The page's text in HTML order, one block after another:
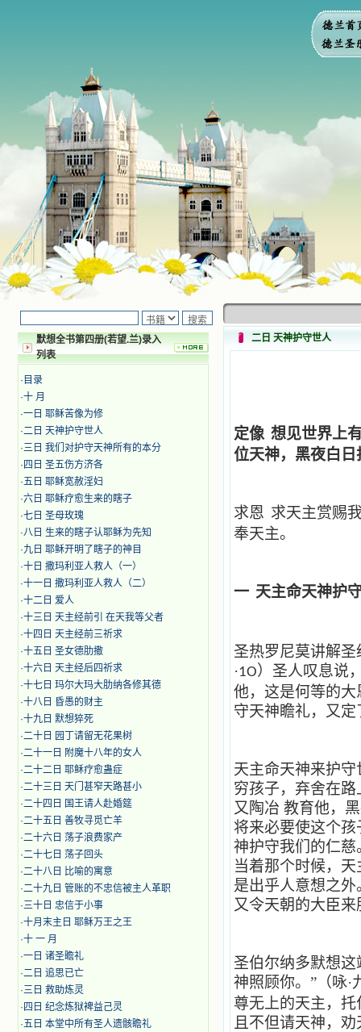
默想全书第四册(若望.兰)录入
列表
· 目录
·十 月
·​​一日 耶稣苦像为修
·二日 天神护守世人
·三日 我们对护守天神所有的本分
· 四日 圣五伤方济各
·五日 耶稣宽赦淫妇
·六日 耶稣疗愈生来的瞎子
·七日 圣母玫瑰
·八日 生来的瞎子认耶稣为先知
·九日 耶稣开明了瞎子的神目
·十日 撒玛利亚人救人（一）
·十一日 撒玛利亚人救人（二）
·十二日 爱人
·十三日 天主经前引 在天我等父者
·十四日 天主经前三祈求
·十五日 圣女德肋撒
·十六日 天主经后四祈求
·十七日 玛尔大玛大肋纳各修其德
·十八日 昏愚的财主
·十九日 默想猝死
·二十日 园丁请留无花果树
·二十一日 附魔十八年的女人
·二十二日 耶稣疗愈蛊症
·二十三日 天门甚窄天路甚小
·二十四日 国王请人赴婚筵
·二十五日 善牧寻觅亡羊
·二十六日 荡子浪费家产
·二十七日 荡子回头
·二十八日 比喻的寓意
·二十九日 管账的不忠信被主人革职
·三十日 忠信于小事
·十月末主日 耶稣万王之王
·十 一 月
·一日 诸圣瞻礼
·二日 追思已亡
·三日 救助炼灵
· 四日 纪念炼狱裨益己灵
·五日 本堂中所有圣人遗骸瞻礼
二日 天神护守世人
定像 想见世界上
位天神，黑夜白日
求恩 求天主赏赐
奉天主。
一 天主命天神护
圣热罗尼莫讲解
·1O）圣人叹息说
他，这是何等的大
守天神瞻礼，又
天主命天神来护
穷孩子，弃舍在
又陶冶 教育他，
将来必要使这个
神护守我们的仁
当着那个时候，
是出乎人意想之
又令天朝的大臣
圣伯尔纳多默想
神照顾你。”（咏·
尊无上的天主，
且不但请天神，